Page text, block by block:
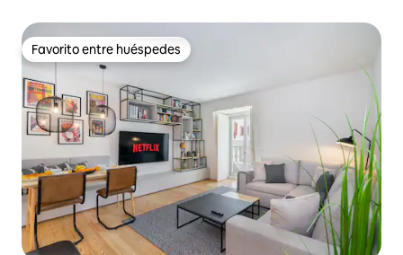
Favorito entre huéspedes
Favorito entre huéspedes